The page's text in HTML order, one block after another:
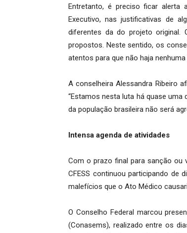
Entretanto, é preciso ficar
Executivo, nas justificativas de
diferentes da do projeto original.
propostos. Neste sentido, os
atentos para que não haja
A conselheira Alessandra Ribeiro
“Estamos nesta luta há quase
da população brasileira não será
Intensa agenda de atividades
Com o prazo final para sanção ou
CFESS continuou participando de
malefícios que o Ato Médico
O Conselho Federal marcou
(Conasems), realizado entre os